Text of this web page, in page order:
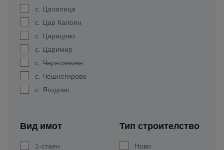
с. Цалапица
с. Цар Калоян
с. Царацово
с. Царимир
с. Черноземен
с. Чешнегирово
с. Ягодово
Вид имот
1-стаен
Тип строителство
Ново